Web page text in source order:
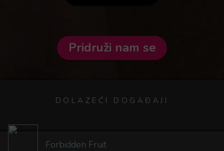
Pridruži nam se
DOLAZEĆI DOGAĐAJI
Forbidden Fruit